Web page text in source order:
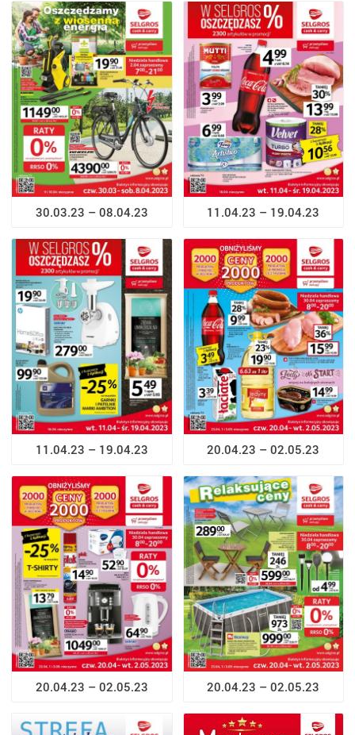
30.03.23 – 08.04.23 11.04.23 – 19.04.23
11.04.23 – 19.04.23 20.04.23 – 02.05.23
20.04.23 – 02.05.23 20.04.23 – 02.05.23